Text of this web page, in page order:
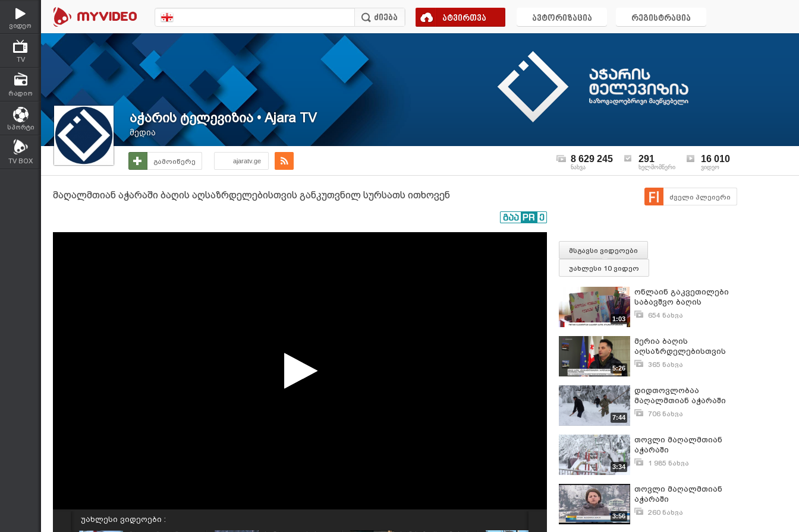
ვიდეო
TV
რადიო
სპორტი
TV BOX
ატვირთვა ავტორიზაცია რეგისტრაცია
აჭარის ტელევიზია • Ajara TV
მედია
გამოიწერე ajaratv.ge 8 629 245
ნახვა
291
ხელმომწერი
16 010
ვიდეო
მაღალმთიან აჭარაში ბაღის აღსაზრდელებისთვის განკუთვნილ სურსათს ითხოვენ ძველი პლეიერი
უახლესი ვიდეოები :
მსგავსი ვიდეოები
უახლესი 10 ვიდეო
1:03
ონლაინ გაკვეთილები
საბავშვო ბაღის
აღსაზრდელებისთვის
654 ნახვა
5:26
მერია ბაღის
აღსაზრდელებისთვის
პროდუქტების
365 ნახვა
7:44
დიდთოვლობაა
მაღალმთიან აჭარაში
706 ნახვა
3:34
თოვლი მაღალმთიან
აჭარაში
1 985 ნახვა
3:56
თოვლი მაღალმთიან
აჭარაში
260 ნახვა